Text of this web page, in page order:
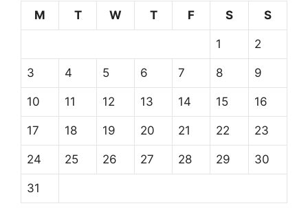
M
T W T F S S
1 2
3 4 5 6 7 8 9
10 11 12 13 14 15 16
17 18 19 20 21 22 23
24 25 26 27 28 29 30
31